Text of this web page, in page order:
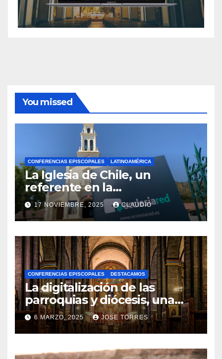
You missed
CONFERENCIAS EPISCOPALES LATINOAMÉRICA
La Iglesia de Chile, un
referente en la
transformación digital
gracias a Ecclesiared
17 NOVIEMBRE, 2025 CLAUDIO
N
O
H
A
Y
C
O
M
N
CONFERENCIAS EPISCOPALES DESTACAMOS
La digitalización de las
parroquias y diócesis, una
realidad ya para el futuro de
la Iglesia
6 MARZO, 2025 JOSE TORRES
N
O